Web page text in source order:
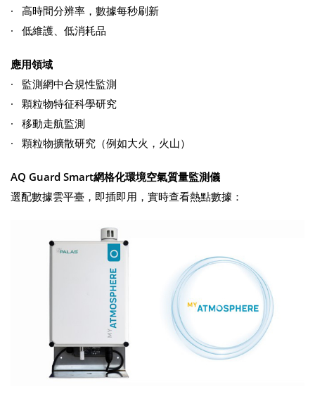
· 高時間分辨率，數據每秒刷新
· 低維護、低消耗品
應用領域
· 監測網中合規性監測
· 顆粒物特征科學研究
· 移動走航監測
· 顆粒物擴散研究（例如大火，火山）
AQ Guard Smart網格化環境空氣質量監測儀
選配數據雲平臺，即插即用，實時查看熱點數據：